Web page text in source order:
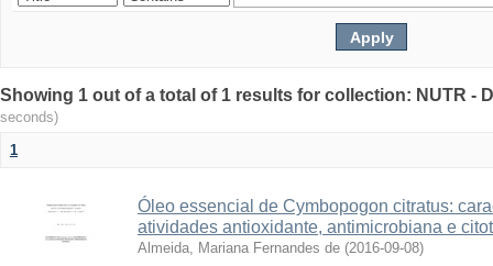
Showing 1 out of a total of 1 results for collection: NUTR -
seconds)
1
Óleo essencial de Cymbopogon citratus:
atividades antioxidante, antimicrobiana e
Almeida, Mariana Fernandes de (2016-09-08)